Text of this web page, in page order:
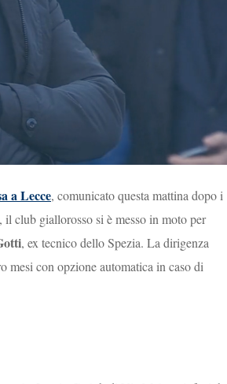
a Lecce, comunicato questa mattina dopo i
club giallorosso si è messo in moto per
, ex tecnico dello Spezia. La dirigenza
mesi con opzione automatica in caso di